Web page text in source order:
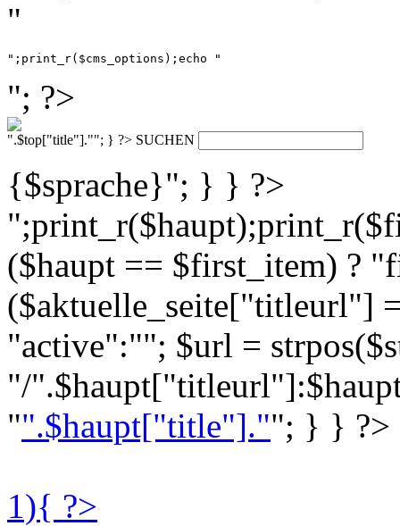
"
";print_r($cms_options);echo "
"; ?>
".$top["title"].""; } ?> SUCHEN
{$sprache}"; } } ?>
($haupt == $first_item) ?
($aktuelle_seite["titleurl"]
"active":""; $url =
"/
"".$haupt["title"].""; } } ?>
1){ ?>